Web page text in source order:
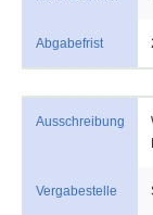
Abgabefrist
Ausschreibung
Vergabestelle